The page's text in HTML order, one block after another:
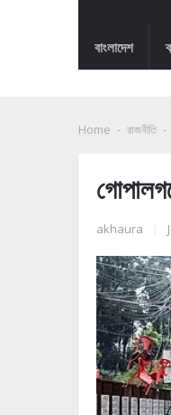
বাংলাদেশ
Home - রাজনীতি -
akhaura